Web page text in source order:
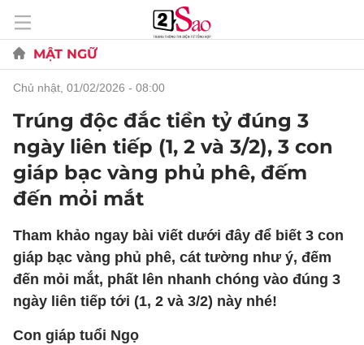
MẬT NGỮ
chủ nhật, 01/02/2026 - 08:00
Trúng độc đắc tiền tỷ đúng 3
ngày liên tiếp (1, 2 và 3/2), 3 con
giáp bạc vàng phủ phê, đếm
đến mỏi mắt
Tham khảo ngay bài viết dưới đây để biết 3 con
giáp bạc vàng phủ phê, cát tường như ý, đếm
đến mỏi mắt, phất lên nhanh chóng vào đúng 3
ngày liên tiếp tới (1, 2 và 3/2) này nhé!
Con giáp tuổi Ngọ